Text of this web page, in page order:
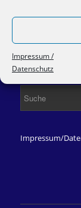
Impressum /
Datenschutz
Steuerrecht
Zivilrecht und
Impressum/